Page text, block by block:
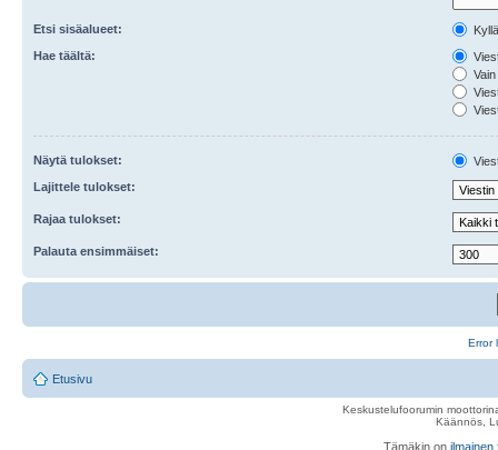
Etsi sisäalueet:
Hae täältä:
Näytä tulokset:
Lajittele tulokset:
Rajaa tulokset:
Palauta ensimmäiset:
Error
Etusivu
Keskustelufoorumin
Käännös,
Tämäkin on ilmainen